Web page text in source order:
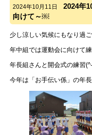
2024年10月11日
2024年
向けて～￼
少し涼しい気候にもなり過
年中組では運動会に向けて
年長組さんと開会式の練習
今年は「お手伝い係」の年